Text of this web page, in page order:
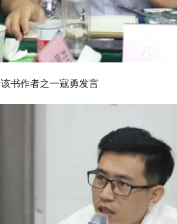
该书作者之一寇勇发言